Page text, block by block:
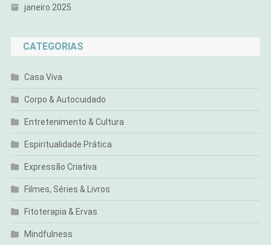
janeiro 2025
CATEGORIAS
Casa Viva
Corpo & Autocuidado
Entretenimento & Cultura
Espiritualidade Prática
Expressão Criativa
Filmes, Séries & Livros
Fitoterapia & Ervas
Mindfulness